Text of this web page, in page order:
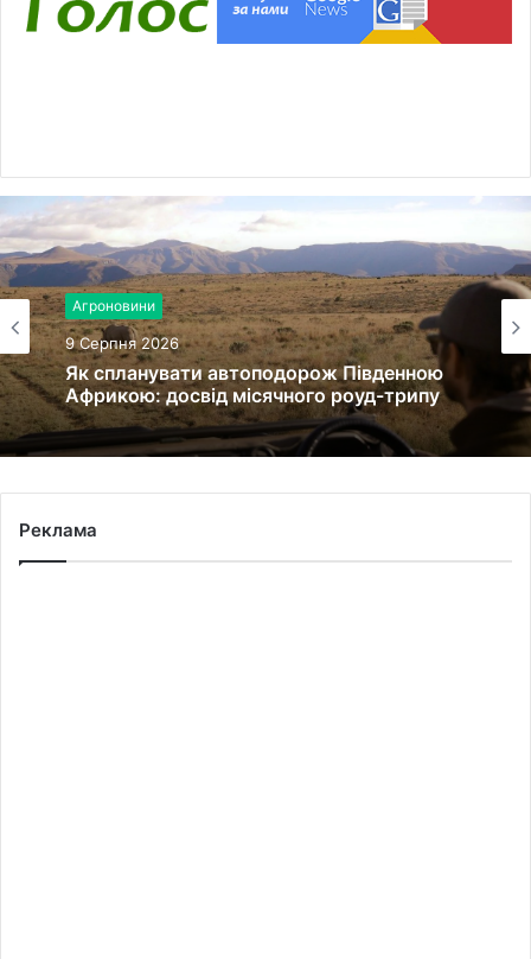
Агроновини
9 Серпня 2026
Як спланувати автоподорож Південною
Африкою: досвід місячного роуд-трипу
Реклама